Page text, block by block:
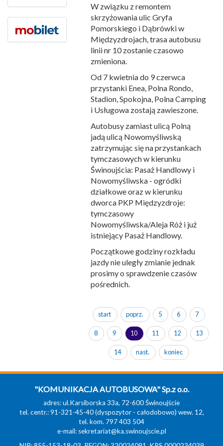
W związku z remontem
skrzyżowania ulic Gryfa
Pomorskiego i Dąbrówki w
Międzyzdrojach, trasa autobusu
linii nr 10 zostanie czasowo
zmieniona.
Od 7 kwietnia do 9 czerwca
przystanki Enea, Polna Rondo,
Stadion, Spokojna, Polna Camping
i Usługowa zostają zawieszone.
Autobusy zamiast ulicą Polną
jadą ulicą Nowomyśliwską
zatrzymując się na przystankach
tymczasowych w kierunku
Świnoujścia: Pasaż Handlowy i
Nowomyśliwska - ogródki
działkowe oraz w kierunku
dworca PKP Międzyzdroje:
tymczasowy
Nowomyśliwska/Aleja Róż i już
istniejący Pasaż Handlowy.
Początkowe godziny rozkładu
jazdy nie uległy zmianie jednak
prosimy o sprawdzenie czasów
pośrednich.
start poprz. 5 6 7
8 9 10 11 12 13
14 nast. koniec
"KOMUNIKACJA AUTOBUSOWA" Sp.z o.o.
adres: ul.Karsiborska 33a, 72-600 Świnoujście
tel. centr.: 91-321-45-40 (dyspozytor - całodobowo) wew. 12,
tel. kom. 797 403 504
e-mail: sekretariat@ka.swinoujscie.pl